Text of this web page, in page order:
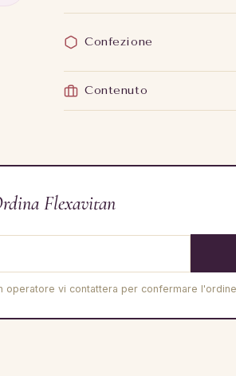
Confezione
Contenuto
Flexavitan
operatore vi contattera per confermare